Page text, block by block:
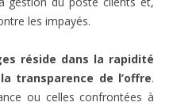
les impayés.
réside dans la rapidité
transparence de l’offre.
ou celles confrontées à